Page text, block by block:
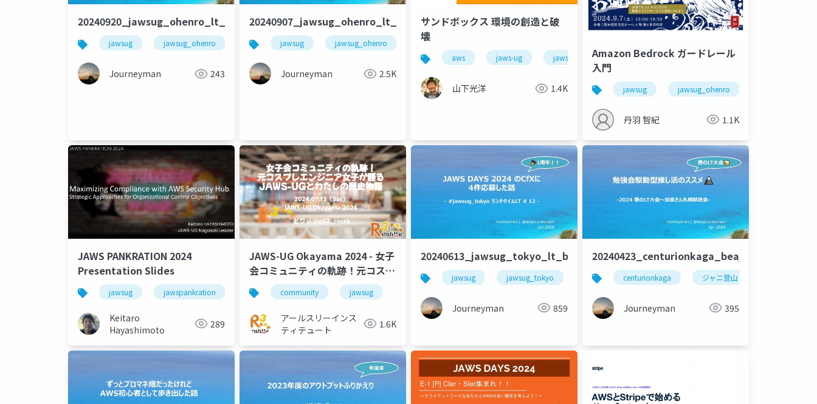
20240920_jawsug_ohenro_lt_replay+_beajouneyman
jawsug jawsug_ohenro soraacomug amazonpolly
Journeyman 243
20240907_jawsug_ohenro_lt_beajouneyman
jawsug jawsug_ohenro soraacomug
Journeyman 2.5K
サンドボックス 環境の創造と破
壊
aws jaws-ug jawsug_ohenro jawsug
山下光洋 1.4K
Amazon Bedrock ガードレール
入門
jawsug jawsug_ohenro
丹羽 智紀 1.1K
JAWS PANKRATION 2024
Presentation Slides
jawsug jawspankration jawspankration2024
Keitaro
Hayashimoto
289
JAWS-UG Okayama 2024 - 女子
会コミュニティの軌跡！元コスプ
レエンジニア女子が語るJAWS-
UGとわたしの歴史物語
community jawsug
アールスリーインス
ティテュート
1.6K
20240613_jawsug_tokyo_lt_beajouneyman
jawsug jawsug_tokyo jawsdays2024
Journeyman 859
20240423_centurionkaga_beajouneyman
centurionkaga ジャニ登山
Journeyman 395